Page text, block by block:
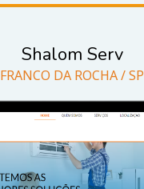
Shalom Serv
FRANCO DA ROCHA / SP